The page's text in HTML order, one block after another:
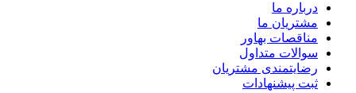
درباره ما
مشتریان ما
مناقصات بهاور
سوالات متداول
رضایتمندی مشتریان
ثبت پیشنهادات